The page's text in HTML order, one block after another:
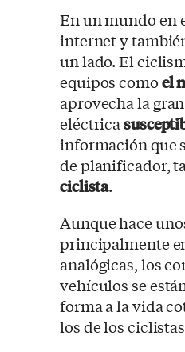
En un mundo en
internet y
un lado. El
equipos comoel
aprovecha la
eléctrica
información que
de planificador,
ciclista.
Aunque hace
principalmente
analógicas, los
vehículos se
forma a la vida
los de los